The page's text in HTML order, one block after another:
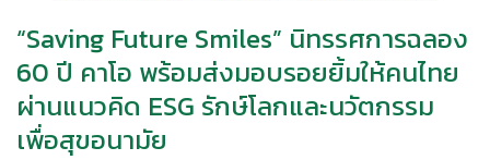
“Saving Future Smiles” นิทรรศการฉลอง
60 ปี คาโอ พร้อมส่งมอบรอยยิ้มให้คนไทย
ผ่านแนวคิด ESG รักษ์โลกและนวัตกรรม
เพื่อสุขอนามัย